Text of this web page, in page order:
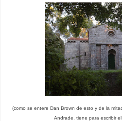
(como se entere Dan Brown de esto y de la
Andrade, tiene para escribir el